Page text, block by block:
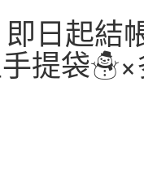
日起結
提袋